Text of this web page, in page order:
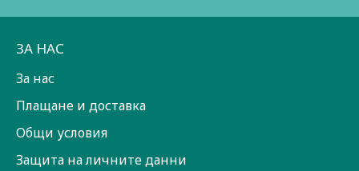
ЗА НАС
За нас
Плащане и доставка
Общи условия
Защита на личните данни